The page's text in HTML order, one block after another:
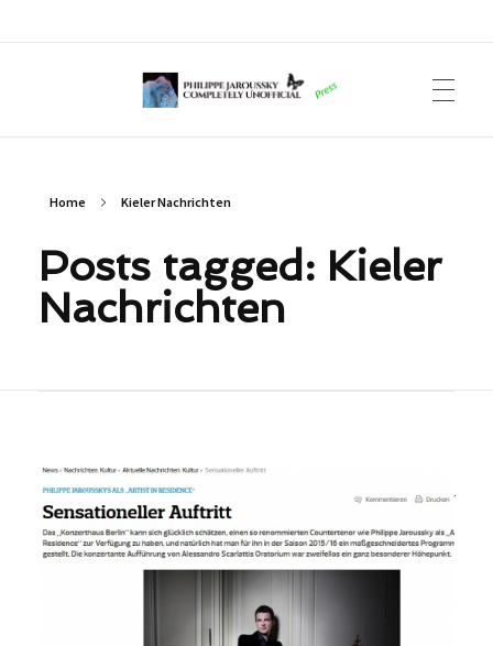
Home Kieler Nachrichten
Posts tagged: Kieler
Nachrichten